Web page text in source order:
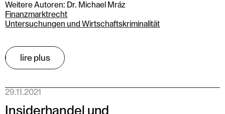
Weitere Autoren: Dr. Michael Mráz
Finanzmarktrecht
Untersuchungen und Wirtschaftskriminalität
lire plus
29.11.2021
Insiderhandel und